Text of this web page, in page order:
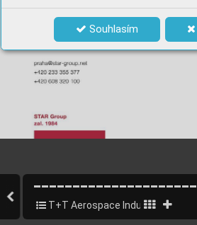
Souhlasím
T+T Aerospace Industry 2020 -